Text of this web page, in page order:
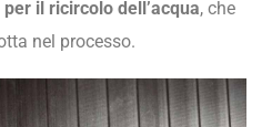
il ricircolo dell’acqua, che
nel processo.